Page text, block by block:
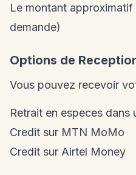
Le montant
demande)
Options de
Vous pouvez recevoir
Retrait en especes dans
Credit sur MTN MoMo
Credit sur Airtel Money